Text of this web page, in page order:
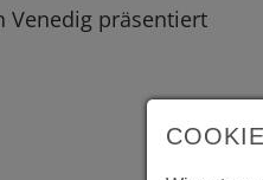
Venedig präsentiert